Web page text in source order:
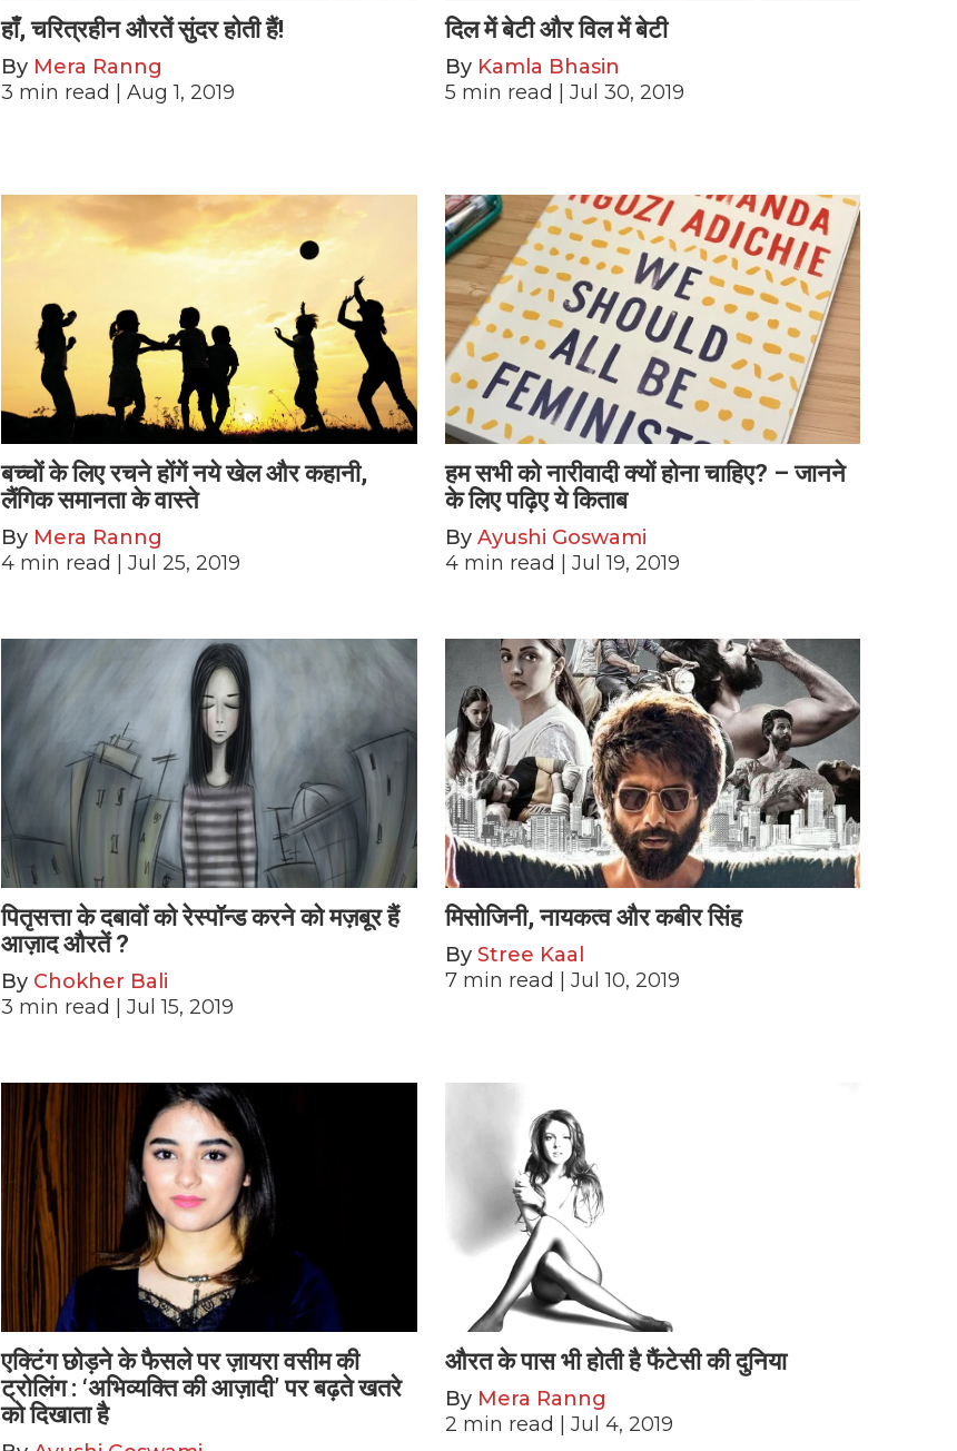
हाँ, चरित्रहीन औरतें सुंदर होती हैं!
By Mera Ranng
3 min read | Aug 1, 2019
दिल में बेटी और विल में बेटी
By Kamla Bhasin
5 min read | Jul 30, 2019
बच्चों के लिए रचने होंगें नये खेल और कहानी,
लैंगिक समानता के वास्ते
By Mera Ranng
4 min read | Jul 25, 2019
हम सभी को नारीवादी क्यों होना चाहिए? – जानने
के लिए पढ़िए ये किताब
By Ayushi Goswami
4 min read | Jul 19, 2019
पितृसत्ता के दबावों को रेस्पॉन्ड करने को मज़बूर हैं
आज़ाद औरतें ?
By Chokher Bali
3 min read | Jul 15, 2019
मिसोजिनी, नायकत्व और कबीर सिंह
By Stree Kaal
7 min read | Jul 10, 2019
एक्टिंग छोड़ने के फैसले पर ज़ायरा वसीम की
ट्रोलिंग : ‘अभिव्यक्ति की आज़ादी’ पर बढ़ते खतरे
को दिखाता है
औरत के पास भी होती है फैंटेसी की दुनिया
By Mera Ranng
2 min read | Jul 4, 2019